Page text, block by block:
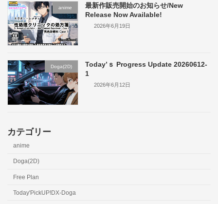
anime
最新作販売開始のお知らせ/New
Release Now Available!
2026年6月19日
Doga(2D)
Today’ｓ Progress Update 20260612-
1
2026年6月12日
カテゴリー
anime
Doga(2D)
Free Plan
Today'PickUP!DX-Doga